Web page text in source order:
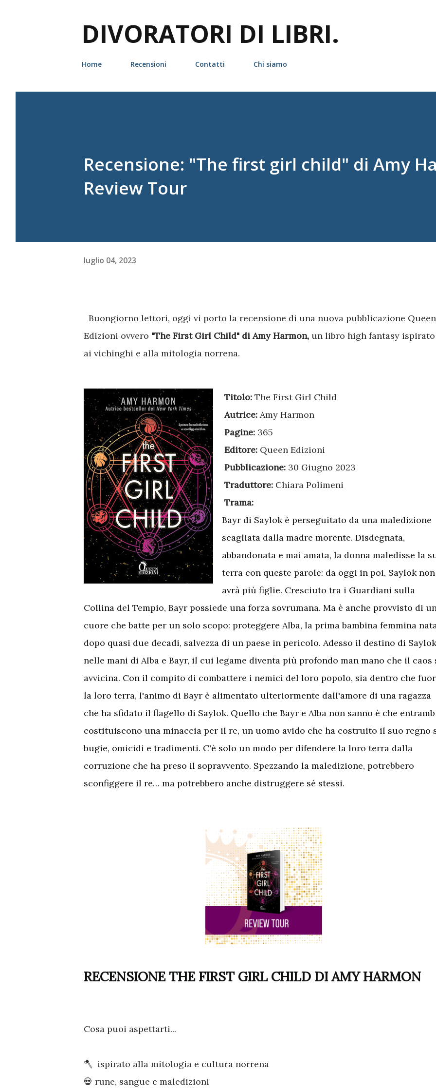
DIVORATORI DI LIBRI.
Home Recensioni Contatti Chi siamo
Recensione: "The first girl child" di Amy
Review Tour
luglio 04, 2023
Buongiorno lettori, oggi vi porto la recensione di una nuova pubblicazione Queen
Edizioni ovvero "The First Girl Child" di Amy Harmon, un libro high fantasy ispirato
ai vichinghi e alla mitologia norrena.
Titolo: The First Girl Child
Autrice: Amy Harmon
Pagine: 365
Editore: Queen Edizioni
Pubblicazione: 30 Giugno 2023
Traduttore: Chiara Polimeni
Trama:
Bayr di Saylok è perseguitato da una maledizione
scagliata dalla madre morente. Disdegnata,
abbandonata e mai amata, la donna maledisse la
terra con queste parole: da oggi in poi, Saylok non
avrà più figlie. Cresciuto tra i Guardiani sulla
Collina del Tempio, Bayr possiede una forza sovrumana. Ma è anche provvisto di
cuore che batte per un solo scopo: proteggere Alba, la prima bambina femmina
dopo quasi due decadi, salvezza di un paese in pericolo. Adesso il destino di
nelle mani di Alba e Bayr, il cui legame diventa più profondo man mano che il caos
avvicina. Con il compito di combattere i nemici del loro popolo, sia dentro che
la loro terra, l'animo di Bayr è alimentato ulteriormente dall'amore di una ragazza
che ha sfidato il flagello di Saylok. Quello che Bayr e Alba non sanno è che
costituiscono una minaccia per il re, un uomo avido che ha costruito il suo regno
bugie, omicidi e tradimenti. C'è solo un modo per difendere la loro terra dalla
corruzione che ha preso il sopravvento. Spezzando la maledizione, potrebbero
sconfiggere il re… ma potrebbero anche distruggere sé stessi.
RECENSIONE THE FIRST GIRL CHILD DI AMY HARMON
Cosa puoi aspettarti...
🪓 ispirato alla mitologia e cultura norrena
💀 rune, sangue e maledizioni